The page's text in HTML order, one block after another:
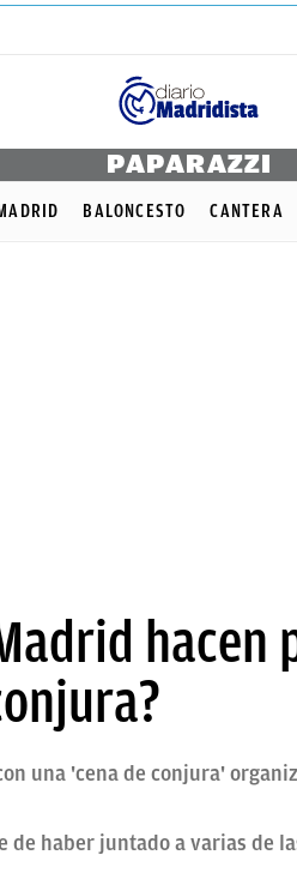
PAPARAZZI
BALONCESTO CANTERA
hacen
una 'cena de conjura'
haber juntado a varias de